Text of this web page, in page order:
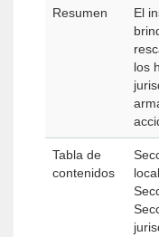
Resumen
El
los
Tabla de
contenidos